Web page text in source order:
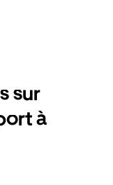
sur
à